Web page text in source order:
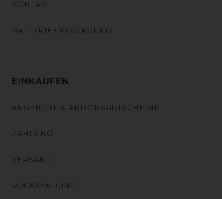
KONTAKT
BATTERIEENTSORGUNG
EINKAUFEN
ANGEBOTE & AKTIONSGUTSCHEINE
ZAHLUNG
VERSAND
RÜCKSENDUNG